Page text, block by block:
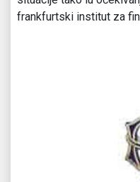
frankfurtski institut za